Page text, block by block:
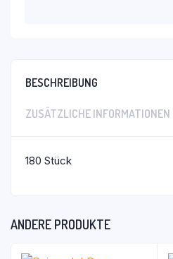
BESCHREIBUNG
ZUSÄTZLICHE INFORMATIONEN
180 Stück
ANDERE PRODUKTE